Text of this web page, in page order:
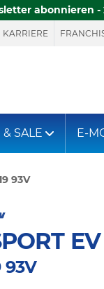
abonnieren -
KARRIERE
SALE E-
93V
EV
93V